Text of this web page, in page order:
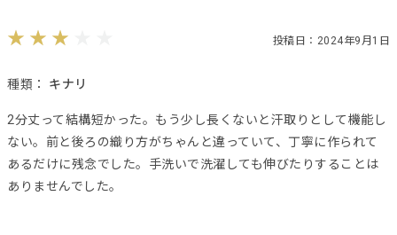
投稿日：2024年9月1日
種類： キナリ
2分丈って結構短かった。もう少し長くないと汗取りとして機能し
ない。前と後ろの織り方がちゃんと違っていて、丁寧に作られて
あるだけに残念でした。手洗いで洗濯しても伸びたりすることは
ありませんでした。